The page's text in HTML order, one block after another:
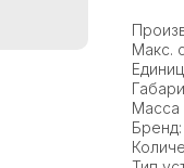
Макс.
Масса